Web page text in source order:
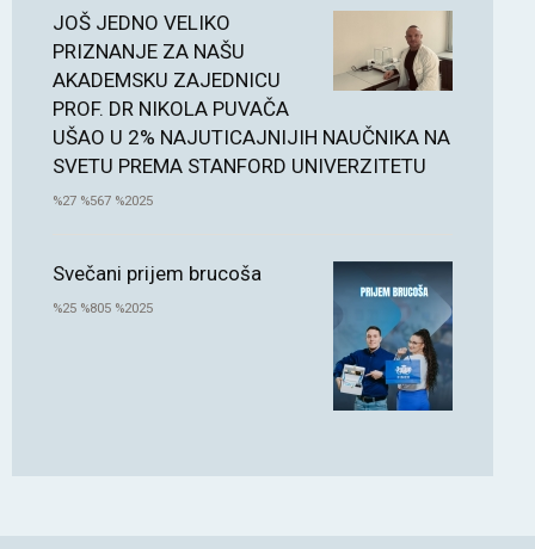
JOŠ JEDNO VELIKO
PRIZNANJE ZA NAŠU
AKADEMSKU ZAJEDNICU
PROF. DR NIKOLA PUVAČA
UŠAO U 2% NAJUTICAJNIJIH NAUČNIKA NA
SVETU PREMA STANFORD UNIVERZITETU
%27 %567 %2025
Svečani prijem brucoša
%25 %805 %2025